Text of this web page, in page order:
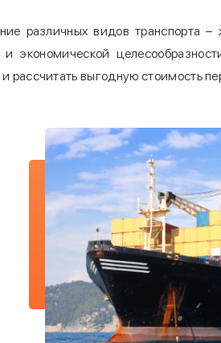
различных видов транспорта –
экономической
рассчитать выгодную стоимость